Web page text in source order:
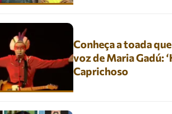
Conheça a toada
voz de Maria Gadú:
Caprichoso